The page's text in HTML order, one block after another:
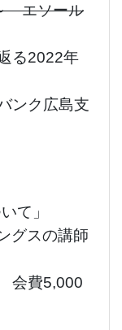
エソール
る2022年
ンク広島支
て」
グスの講師
会費5,000